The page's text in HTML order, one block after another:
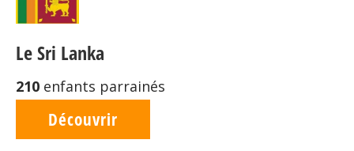
Le Sri Lanka
210 enfants parrainés
Découvrir